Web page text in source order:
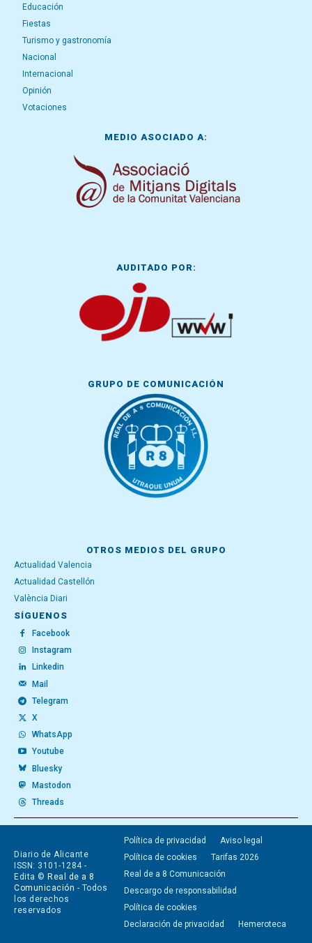
Educación
Fiestas
Turismo y gastronomía
Nacional
Internacional
Opinión
Votaciones
MEDIO ASOCIADO A:
AUDITADO POR:
GRUPO DE COMUNICACIÓN
OTROS MEDIOS DEL GRUPO
Actualidad Valencia
Actualidad Castellón
València Diari
SÍGUENOS
Facebook
Instagram
Linkedin
Mail
Telegram
X
WhatsApp
Youtube
Bluesky
Mastodon
Threads
Diario de Alicante
ISSN: 3101-1284 -
Edita © Real de a 8
Comunicación - Todos
los derechos
reservados
Política de privacidad
Aviso legal
Política de cookies
Tarifas 2026
Real de a 8 Comunicación
Descargo de responsabilidad
Política de cookies
Declaración de privacidad
Hemeroteca